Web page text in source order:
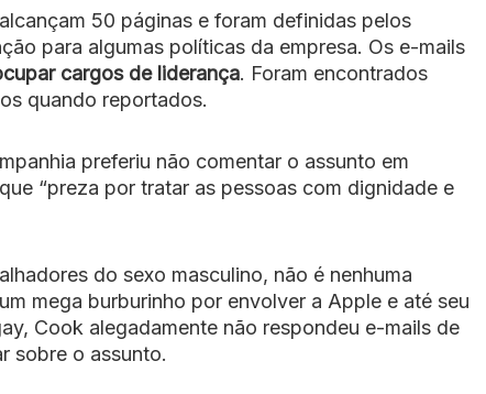
50 páginas e foram definidas pelos
para algumas políticas da empresa. Os e-mails
cargos de liderança. Foram encontrados
quando reportados.
preferiu não comentar o assunto em
“preza por tratar as pessoas com dignidade e
do sexo masculino, não é nenhuma
mega burburinho por envolver a Apple e até seu
Cook alegadamente não respondeu e-mails de
sobre o assunto.